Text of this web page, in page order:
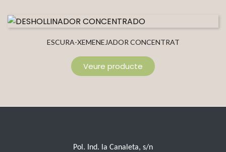
ESCURA-XEMENEJADOR CONCENTRAT
Veure producte
Pol. Ind. la Canaleta, s/n